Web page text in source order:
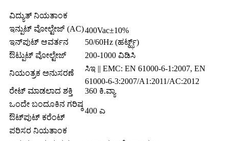
ವಿದ್ಯುತ್ ನಿಯತಾಂಕ
ಇನ್ಪುಟ್ ವೋಲ್ಟೇಜ್ (AC)400Vac±10%
ಇನ್‌ಪುಟ್ ಆವರ್ತನ
50/60Hz (ಹರ್ಟ್ಝ್)
ಔಟ್ಪುಟ್ ವೋಲ್ಟೇಜ್
200-1000 ವಿಡಿಸಿ
ನಿಯಂತ್ರಕ ಅನುಸರಣೆ
ಸಿಇ || EMC: EN 61000-6-1:2007, EN
61000-6-3:2007/A1:2011/AC:2012
ರೇಟ್ ಮಾಡಲಾದ ಶಕ್ತಿ
360 ಕಿ.ವ್ಯಾ
ಒಂದೇ ಬಂದೂಕಿನ ಗರಿಷ್ಠ
ಔಟ್‌ಪುಟ್ ಕರೆಂಟ್
400 ಎ
ಪರಿಸರ ನಿಯತಾಂಕ